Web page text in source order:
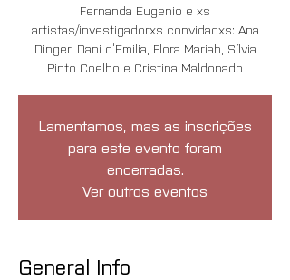
Fernanda Eugenio e xs
artistas/investigadorxs convidadxs: Ana
Dinger, Dani d’Emilia, Flora Mariah, Sílvia
Pinto Coelho e Cristina Maldonado
Lamentamos, mas as inscrições
para este evento foram
encerradas.
Ver outros eventos
General Info